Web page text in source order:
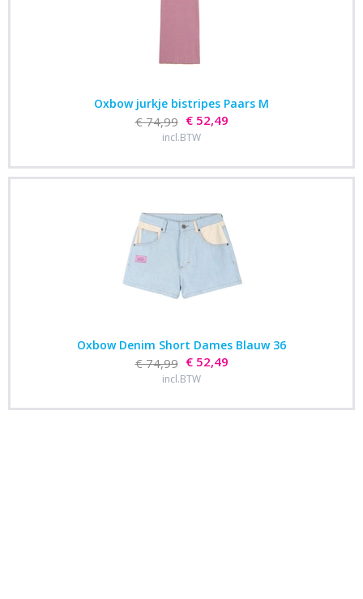
Oxbow jurkje bistripes Paars M
€ 74,99 € 52,49
incl.BTW
Oxbow Denim Short Dames Blauw 36
€ 74,99 € 52,49
incl.BTW